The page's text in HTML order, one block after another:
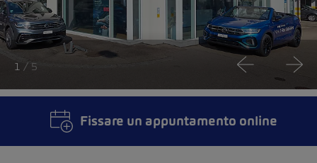
1 / 5
Fissare un appuntamento online